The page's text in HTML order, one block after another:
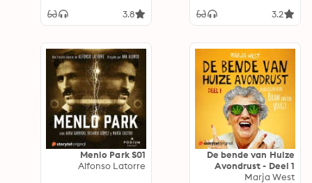
3.2
3.8
De bende van Huize
Avondrust - Deel 1
Marja West
Menlo Park S01
Alfonso Latorre